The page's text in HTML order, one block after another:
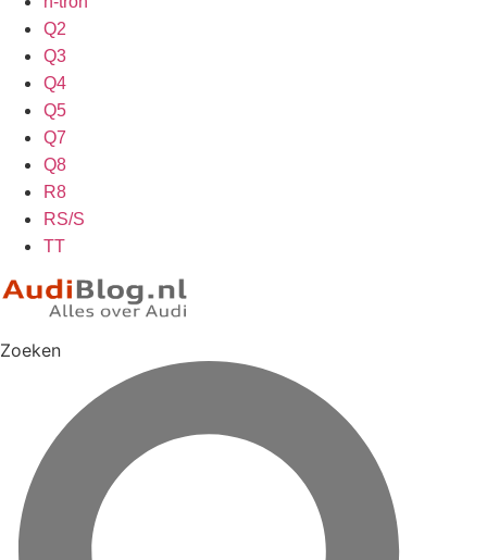
Q2
Q3
Q4
Q5
Q7
Q8
R8
RS/S
TT
Zoeken